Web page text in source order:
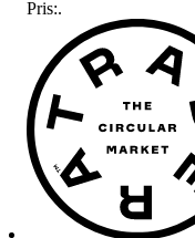
Pris:.